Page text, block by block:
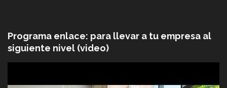
Programa enlace: para llevar a tu empresa al
siguiente nivel (video)